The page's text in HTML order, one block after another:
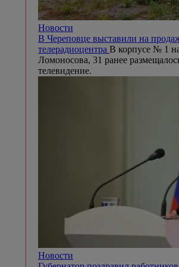
Новости
В Череповце выставили на
телерадиоцентра В корпусе № 1
Ломоносова, 31 ранее
телевидение.
Новости